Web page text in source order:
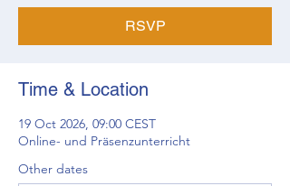
RSVP
Time & Location
19 Oct 2026, 09:00 CEST
Online- und Präsenzunterricht
Other dates